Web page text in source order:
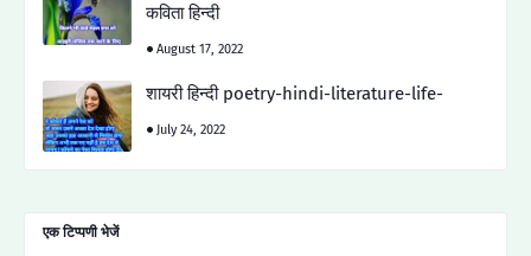
कविता हिन्दी
August 17, 2022
शायरी हिन्दी poetry-hindi-literature-life-
July 24, 2022
एक टिप्पणी भेजें